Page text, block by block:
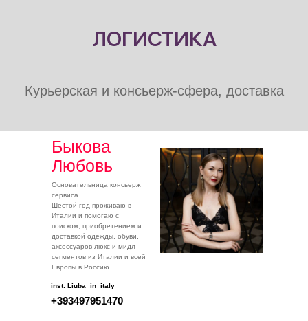
ЛОГИСТИКА
Курьерская и консьерж-сфера, доставка
Основательница консьерж
сервиса.
Шестой год проживаю в
Италии и помогаю с
поиском, приобретением и
доставкой одежды, обуви,
аксессуаров люкс и мидл
сегментов из Италии и всей
Европы в Россию
Быкова
Любовь
+393497951470
inst: Liuba_in_italy